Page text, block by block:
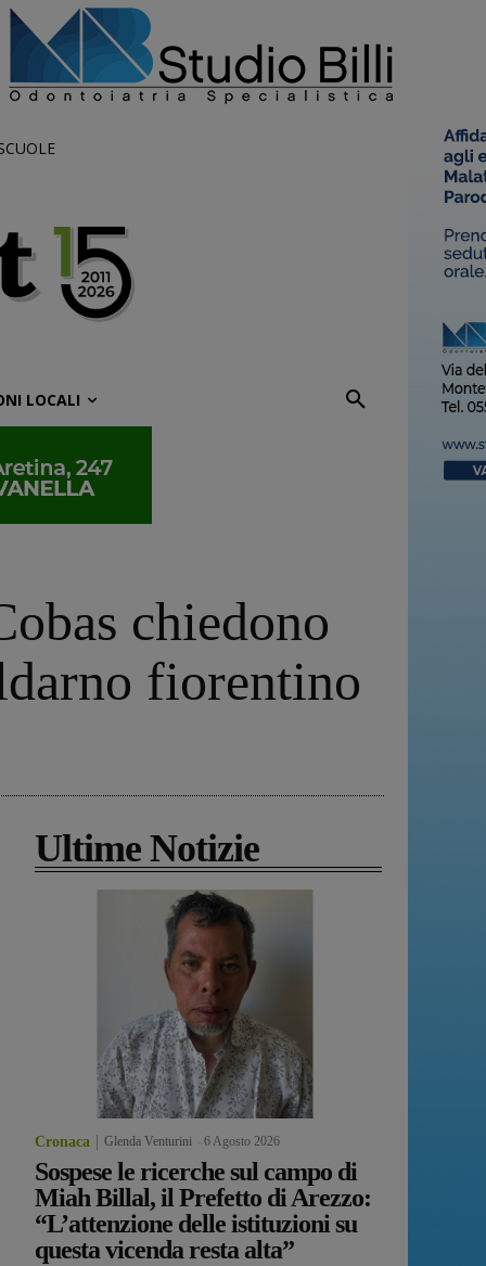
LOCALI
chiedono
fiorentino
Ultime Notizie
Cronaca Glenda Venturini 6 Agosto 2026
Sospese le ricerche sul campo di
Miah Billal, il Prefetto di Arezzo:
“L’attenzione delle istituzioni su
questa vicenda resta alta”